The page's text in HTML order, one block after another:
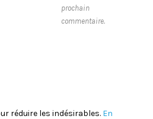
prochain
commentaire.
réduire les indésirables. En